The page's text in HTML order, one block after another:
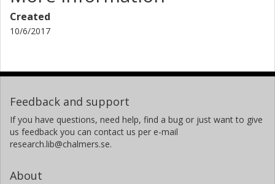
försvagas ännu mer när man väljer att ersätta
miljöbilspremien med 5 års fordonsskattebefrielse.
Styrmedlen har haft fördel av timingen då det genom
bränslepriserna ökat kraftigt vilket också har höjt
förbrukning. Hade samma styrmedel införts under en
annan samhällsdebatt hade deras genomslagskraft kanske
inte varit lika stor. Kombinationen av styrmedel har
antagligen också varit till nytta även om det har ökat
hade köpt samma bil oavsett den extra subventioneringen.
Created
10/6/2017
Feedback and support
If you have questions, need help, find a bug or just want to give
us feedback you can contact us per e-mail
research.lib@chalmers.se.
About